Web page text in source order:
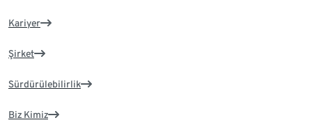
Kariyer
Şirket
Sürdürülebilirlik
Biz Kimiz